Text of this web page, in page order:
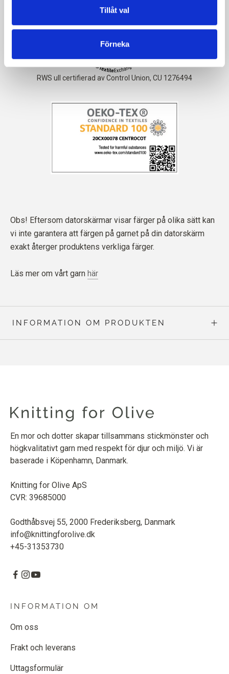
Tillåt val
Förneka
Obs! Eftersom datorskärmar visar färger på olika sätt kan
vi inte garantera att färgen på garnet på din datorskärm
exakt återger produktens verkliga färger.
Läs mer om vårt garn här
INFORMATION OM PRODUKTEN
En mor och dotter skapar tillsammans stickmönster och
högkvalitativt garn med respekt för djur och miljö. Vi är
baserade i Köpenhamn, Danmark.
Knitting for Olive ApS
CVR: 39685000
Godthåbsvej 55, 2000 Frederiksberg, Danmark
info@knittingforolive.dk
+45-31353730
INFORMATION OM
Om oss
Frakt och leverans
Uttagsformulär